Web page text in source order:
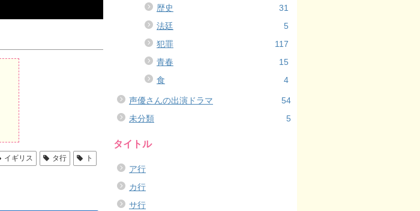
イギリス タ行 ト
歴史
31
法廷
5
犯罪
117
青春
15
食
4
声優さんの出演ドラマ
54
未分類
5
タイトル
ア行
カ行
サ行